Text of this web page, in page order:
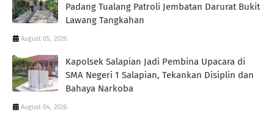
Padang Tualang Patroli Jembatan Darurat Bukit
Lawang Tangkahan
August 05, 2026
Kapolsek Salapian Jadi Pembina Upacara di
SMA Negeri 1 Salapian, Tekankan Disiplin dan
Bahaya Narkoba
August 04, 2026